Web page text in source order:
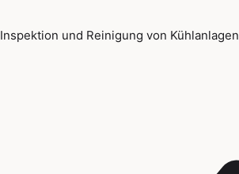
Inspektion und Reinigung von Kühlanlagen